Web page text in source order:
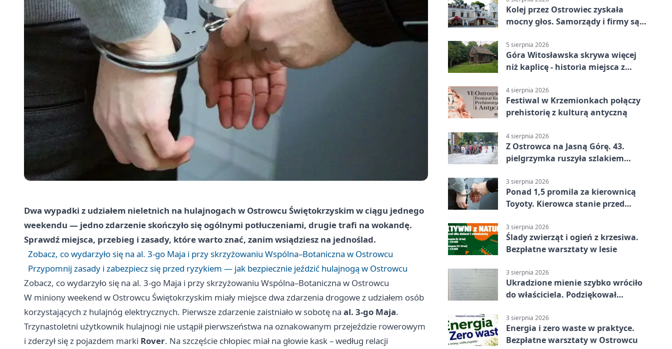
Dwa wypadki z udziałem nieletnich na hulajnogach w Ostrowcu Świętokrzyskim w ciągu jednego
weekendu — jedno zdarzenie skończyło się ogólnymi potłuczeniami, drugie trafi na wokandę.
Sprawdź miejsca, przebieg i zasady, które warto znać, zanim wsiądziesz na jednoślad.
Zobacz, co wydarzyło się na al. 3-go Maja i przy skrzyżowaniu Wspólna–Botaniczna w Ostrowcu
Przypomnij zasady i zabezpiecz się przed ryzykiem — jak bezpiecznie jeździć hulajnogą w Ostrowcu
Zobacz, co wydarzyło się na al. 3-go Maja i przy skrzyżowaniu Wspólna–Botaniczna w Ostrowcu
W miniony weekend w Ostrowcu Świętokrzyskim miały miejsce dwa zdarzenia drogowe z udziałem osób
korzystających z hulajnóg elektrycznych. Pierwsze zdarzenie zaistniało w sobotę na al. 3-go Maja.
Trzynastoletni użytkownik hulajnogi nie ustąpił pierwszeństwa na oznakowanym przejeździe rowerowym
i zderzył się z pojazdem marki Rover. Na szczęście chłopiec miał na głowie kask – według relacji
Kolej przez Ostrowiec zyskała
mocny głos. Samorządy i firmy są
5 sierpnia 2026
Góra Witosławska skrywa więcej
niż kaplicę - historia miejsca z
4 sierpnia 2026
Festiwal w Krzemionkach połączy
prehistorię z kulturą antyczną
4 sierpnia 2026
Z Ostrowca na Jasną Górę. 43.
pielgrzymka ruszyła szlakiem
3 sierpnia 2026
Ponad 1,5 promila za kierownicą
Toyoty. Kierowca stanie przed
3 sierpnia 2026
Ślady zwierząt i ogień z krzesiwa.
Bezpłatne warsztaty w lesie
3 sierpnia 2026
Ukradzione mienie szybko wróciło
do właściciela. Podziękował
3 sierpnia 2026
Energia i zero waste w praktyce.
Bezpłatne warsztaty w Ostrowcu